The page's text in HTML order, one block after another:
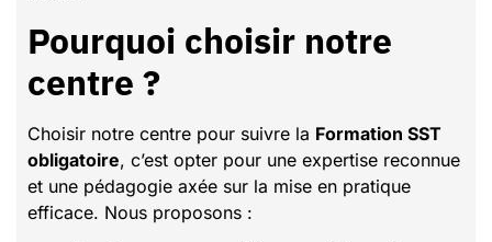
Pourquoi choisir notre
centre ?
Choisir notre centre pour suivre la Formation SST
obligatoire, c’est opter pour une expertise reconnue
et une pédagogie axée sur la mise en pratique
efficace. Nous proposons :